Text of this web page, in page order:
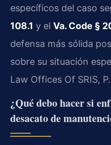
específicos del caso
108.1 y el Va. Code §
defensa más sólida
sobre su situación
Law Offices Of SRIS,
¿Qué debo hacer si
desacato de